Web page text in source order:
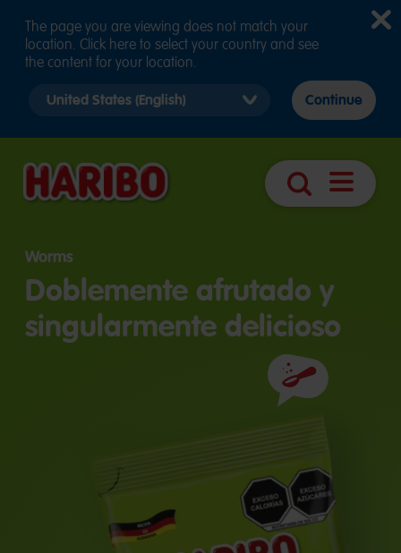
BúsquedaAbrir
Worms
Doblemente afrutado y
singularmente delicioso
Ingredientes
The page you are viewing does not match your
location. Click here to select your country and see
the content for your location.
country
Continue